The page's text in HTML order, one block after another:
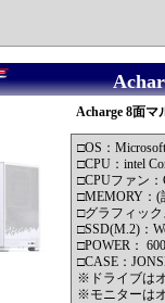
Acharge 8面
□OS：
□CPU：intel
□CPUファン
□MEMORY：(
□グラフィッ
□SSD(M.2)：
□POWER：
□CASE：
※ドライブは
※モニターは